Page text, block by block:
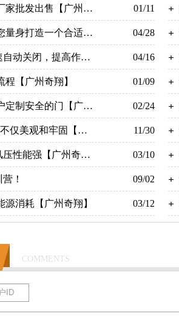
家批发出售【广州奇 01/11
量身打造一个合适的 04/28
动关闭，提高作业 04/16
【广州奇翔】 01/09
定制安全的门【广州 02/24
仅美观和牢固【广 11/30
性能强【广州奇 03/10
！ 09/02
消耗【广州奇翔】 03/12
COMMENTS